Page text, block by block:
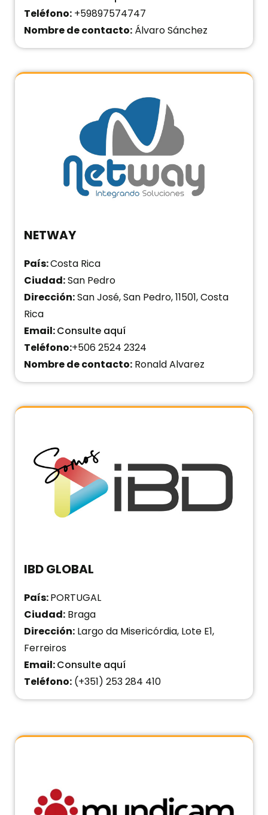
Teléfono: +59897574747
Nombre de contacto: Álvaro Sánchez
NETWAY
País:Costa Rica
Ciudad:San Pedro
Dirección:San José, San Pedro, 11501, Costa
Rica
Email:Consulte aquí
Teléfono:+506 2524 2324
Nombre de contacto: Ronald Alvarez
IBD GLOBAL
País:PORTUGAL
Ciudad: Braga
Dirección: Largo da Misericórdia, Lote E1,
Ferreiros
Email:Consulte aquí
Teléfono: (+351) 253 284 410